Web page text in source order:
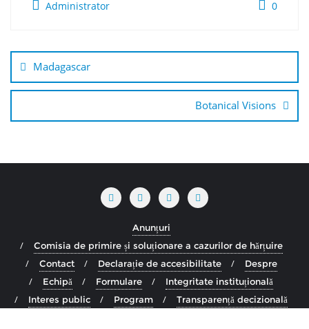
Administrator 0
în
articole
Madagascar
Botanical Visions
Anunțuri
Comisia de primire și soluționare a cazurilor de hărțuire
Contact
Declarație de accesibilitate
Despre
Echipă
Formulare
Integritate instituțională
Interes public
Program Transparență decizională